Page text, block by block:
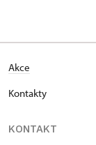
Akce
Kontakty
KONTAKT